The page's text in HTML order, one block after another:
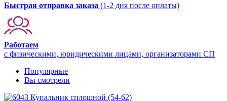
Быстрая отправка заказа (1-2 дня после оплаты)
Работаем
с физическими, юридическими лицами, организаторами СП
Популярные
Вы смотрели